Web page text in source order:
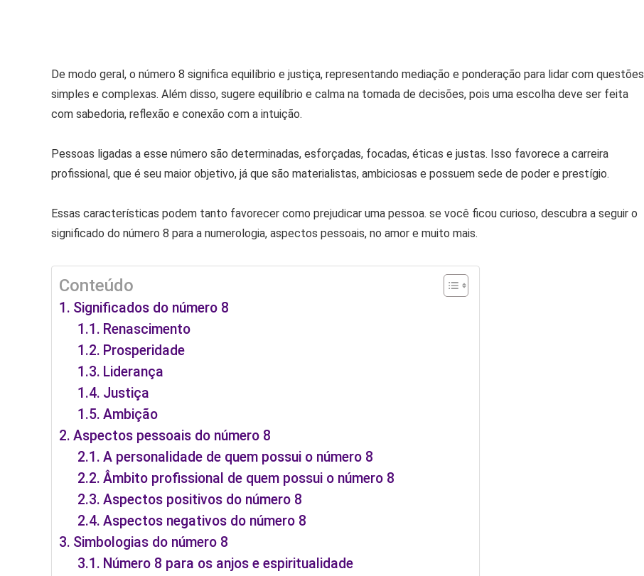
De modo geral, o número 8 significa equilíbrio e justiça, representando mediação e ponderação para lidar com questões
simples e complexas. Além disso, sugere equilíbrio e calma na tomada de decisões, pois uma escolha deve ser feita
com sabedoria, reflexão e conexão com a intuição.
Pessoas ligadas a esse número são determinadas, esforçadas, focadas, éticas e justas. Isso favorece a carreira
profissional, que é seu maior objetivo, já que são materialistas, ambiciosas e possuem sede de poder e prestígio.
Essas características podem tanto favorecer como prejudicar uma pessoa. se você ficou curioso, descubra a seguir o
significado do número 8 para a numerologia, aspectos pessoais, no amor e muito mais.
Conteúdo
Significados do número 8
Renascimento
Prosperidade
Liderança
Justiça
Ambição
Aspectos pessoais do número 8
A personalidade de quem possui o número 8
Âmbito profissional de quem possui o número 8
Aspectos positivos do número 8
Aspectos negativos do número 8
Simbologias do número 8
Número 8 para os anjos e espiritualidade